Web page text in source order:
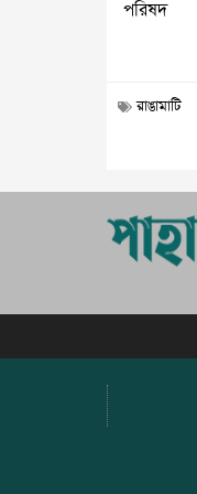
পরিষদ
রাঙামাটি